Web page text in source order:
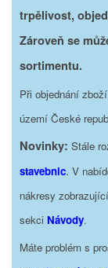
trpělivost,
Zároveň se
sortimentu.
Při objednání
území České
Novinky: Stále
stavebnic. V
nákresy
sekci Návody.
Máte problém s